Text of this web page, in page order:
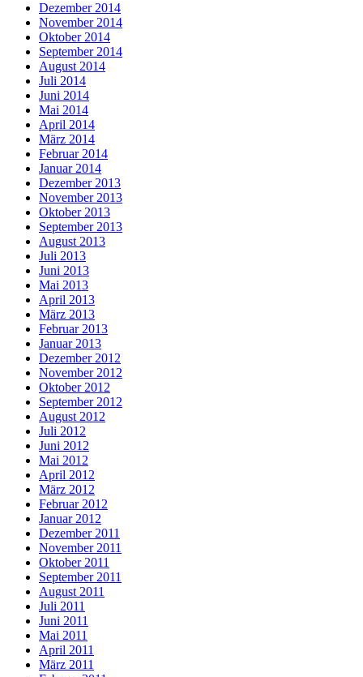
Dezember 2014
November 2014
Oktober 2014
September 2014
August 2014
Juli 2014
Juni 2014
Mai 2014
April 2014
März 2014
Februar 2014
Januar 2014
Dezember 2013
November 2013
Oktober 2013
September 2013
August 2013
Juli 2013
Juni 2013
Mai 2013
April 2013
März 2013
Februar 2013
Januar 2013
Dezember 2012
November 2012
Oktober 2012
September 2012
August 2012
Juli 2012
Juni 2012
Mai 2012
April 2012
März 2012
Februar 2012
Januar 2012
Dezember 2011
November 2011
Oktober 2011
September 2011
August 2011
Juli 2011
Juni 2011
Mai 2011
April 2011
März 2011